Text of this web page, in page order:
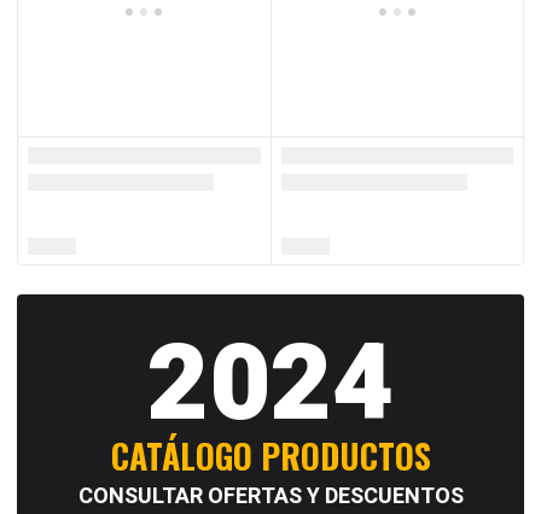
2024
CATÁLOGO PRODUCTOS
CONSULTAR OFERTAS Y DESCUENTOS